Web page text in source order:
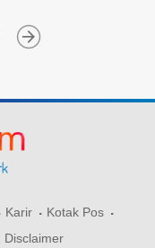
Karir
Kotak Pos
Disclaimer